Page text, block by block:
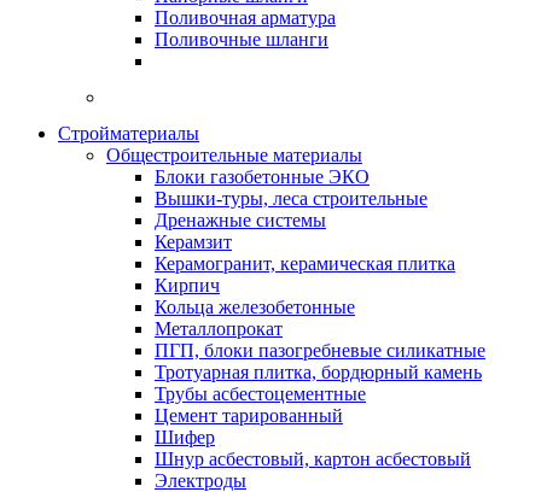
Поливочная арматура
Поливочные шланги
Стройматериалы
Oбщестроительные материалы
Блоки газобетонные ЭКО
Вышки-туры, леса строительные
Дренажные системы
Керамзит
Керамогранит, керамическая плитка
Кирпич
Кольца железобетонные
Металлопрокат
ПГП, блоки пазогребневые силикатные
Тротуарная плитка, бордюрный камень
Трубы асбестоцементные
Цемент тарированный
Шифер
Шнур асбестовый, картон асбестовый
Электроды